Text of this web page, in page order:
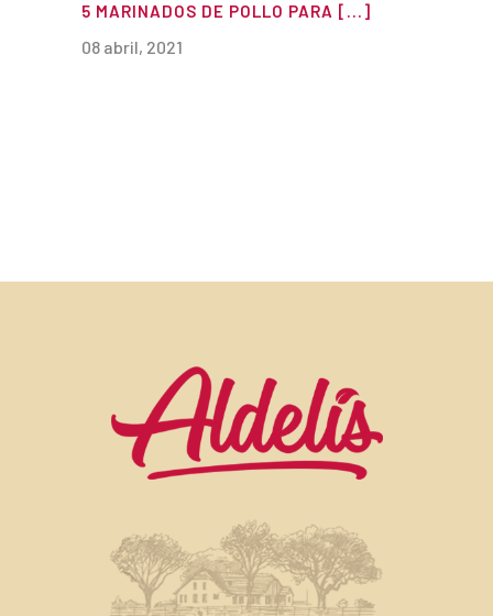
5 MARINADOS DE POLLO PARA [...]
08 abril, 2021